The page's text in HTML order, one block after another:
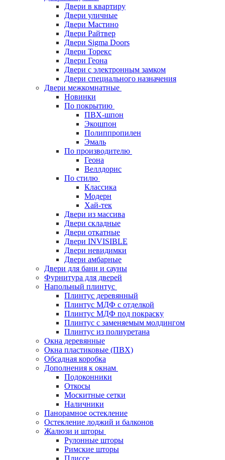
Двери в квартиру
Двери уличные
Двери Мастино
Двери Райтвер
Двери Sigma Doors
Двери Торекс
Двери Геона
Двери с электронным замком
Двери специального назначения
Двери межкомнатные
Новинки
По покрытию
ПВХ-шпон
Экошпон
Полиппропилен
Эмаль
По производителю
Геона
Веллдорис
По стилю
Классика
Модерн
Хай-тек
Двери из массива
Двери складные
Двери откатные
Двери INVISIBLE
Двери невидимки
Двери амбарные
Двери для бани и сауны
Фурнитура для дверей
Напольный плинтус
Плинтус деревянный
Плинтус МДФ с отделкой
Плинтус МДФ под покраску
Плинтус с заменяемым молдингом
Плинтус из полиуретана
Окна деревянные
Окна пластиковые (ПВХ)
Обсадная коробка
Дополнения к окнам
Подоконники
Откосы
Москитные сетки
Наличники
Панорамное остекление
Остекление лоджий и балконов
Жалюзи и шторы
Рулонные шторы
Римские шторы
Плиссе